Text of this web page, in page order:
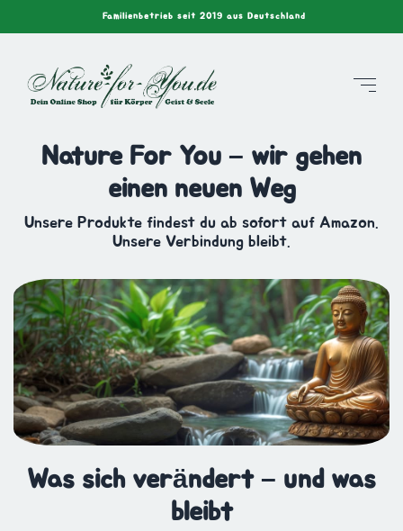
Familienbetrieb seit 2019 aus Deutschland
Nature For You – wir gehen
einen neuen Weg
Unsere Produkte findest du ab sofort auf Amazon.
Unsere Verbindung bleibt.
Was sich verändert – und was
bleibt